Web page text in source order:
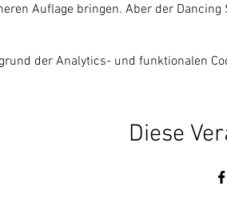
Auflage bringen. Aber der
der Analytics- und funktionalen
Diese